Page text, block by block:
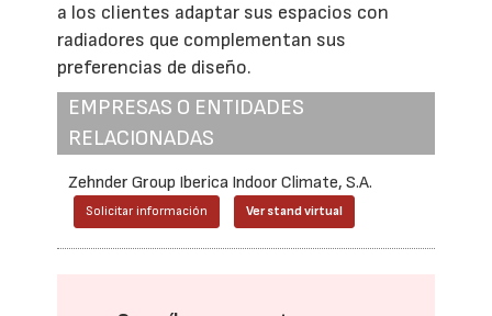
a los clientes adaptar sus espacios con
radiadores que complementan sus
preferencias de diseño.
EMPRESAS O ENTIDADES
RELACIONADAS
Zehnder Group Iberica Indoor Climate, S.A.
Solicitar información Ver stand virtual